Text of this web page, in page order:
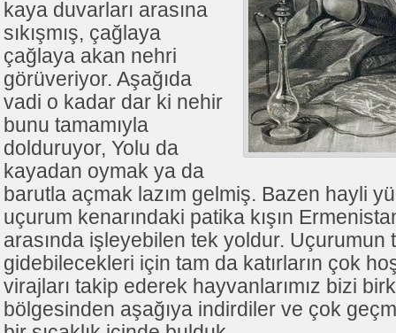
kaya duvarları arasına
sıkışmış, çağlaya
çağlaya akan nehri
görüveriyor. Aşağıda
vadi o kadar dar ki nehir
bunu tamamıyla
dolduruyor, Yolu da
kayadan oymak ya da
barutla açmak lazım gelmiş. Bazen hayli
uçurum kenarındaki patika kışın
arasında işleyebilen tek yoldur. Uçurumun
gidebilecekleri için tam da katırların çok
virajları takip ederek hayvanlarımız bizi
bölgesinden aşağıya indirdiler ve çok